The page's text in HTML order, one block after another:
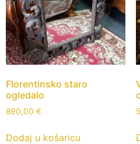
Florentinsko staro
ogledalo
890,00 €
Dodaj u košaricu